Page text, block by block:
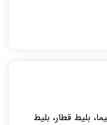
بلیط قطار، بلیط